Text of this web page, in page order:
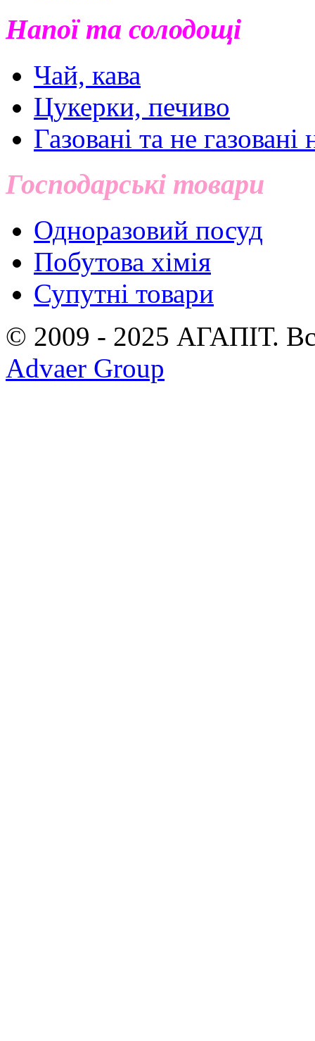
Напої та солодощі
Чай, кава
Цукерки, печиво
Газовані та не газовані
Господарські товари
Одноразовий посуд
Побутова хімія
Супутні товари
© 2009 - 2025 АГАПIТ.
Advaer Group